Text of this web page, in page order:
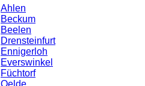
Ahlen
Beckum
Beelen
Drensteinfurt
Ennigerloh
Everswinkel
Füchtorf
Oelde